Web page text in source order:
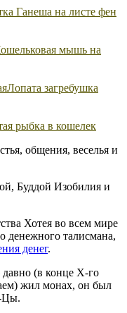
Ганеша на листе фен
мышь на
Лопата загребушка
рыбка в кошелек
общения, веселья и
Буддой Изобилия и
Хотея во всем мире
денежного талисмана,
денег.
давно (в конце Х-го
жил монах, он был
Цы.